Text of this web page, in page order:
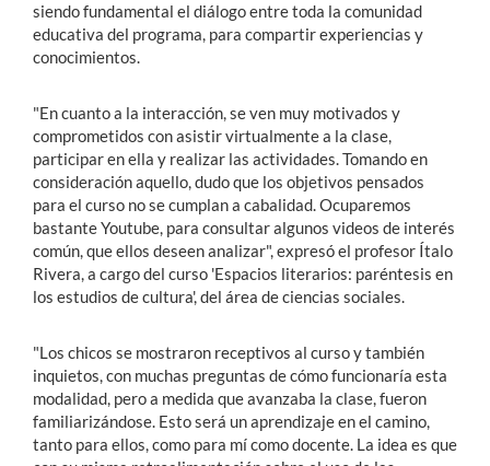
siendo fundamental el diálogo entre toda la comunidad
educativa del programa, para compartir experiencias y
conocimientos.
"En cuanto a la interacción, se ven muy motivados y
comprometidos con asistir virtualmente a la clase,
participar en ella y realizar las actividades. Tomando en
consideración aquello, dudo que los objetivos pensados
para el curso no se cumplan a cabalidad. Ocuparemos
bastante Youtube, para consultar algunos videos de interés
común, que ellos deseen analizar", expresó el profesor Ítalo
Rivera, a cargo del curso 'Espacios literarios: paréntesis en
los estudios de cultura', del área de ciencias sociales.
"Los chicos se mostraron receptivos al curso y también
inquietos, con muchas preguntas de cómo funcionaría esta
modalidad, pero a medida que avanzaba la clase, fueron
familiarizándose. Esto será un aprendizaje en el camino,
tanto para ellos, como para mí como docente. La idea es que